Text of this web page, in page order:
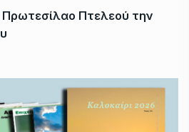
Πτελεού την